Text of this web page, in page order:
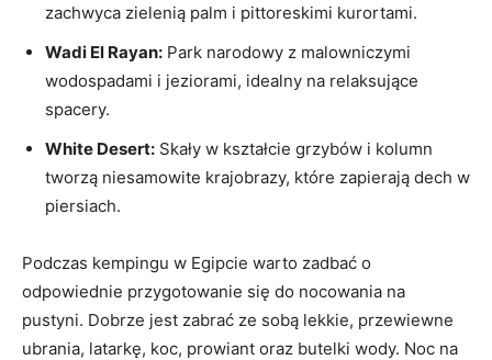
zachwyca zielenią palm i pittoreskimi ‌kurortami.
Wadi El Rayan: Park narodowy z malowniczymi
wodospadami i⁣ jeziorami, idealny na relaksujące
spacery.
White Desert: ‍Skały w kształcie grzybów i kolumn
tworzą niesamowite krajobrazy,⁢ które ‌zapierają dech w
piersiach.
Podczas kempingu w Egipcie warto zadbać o
odpowiednie przygotowanie się do nocowania na
pustyni. Dobrze‍ jest zabrać ze sobą lekkie, przewiewne
ubrania, latarkę, ‍koc, prowiant oraz ⁤butelki wody. Noc na